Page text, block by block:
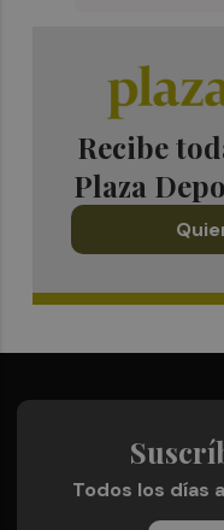
Recibe
Plaza
Todos los días